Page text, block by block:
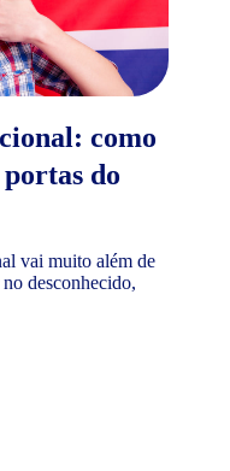
como
do
vai muito além de
desconhecido,